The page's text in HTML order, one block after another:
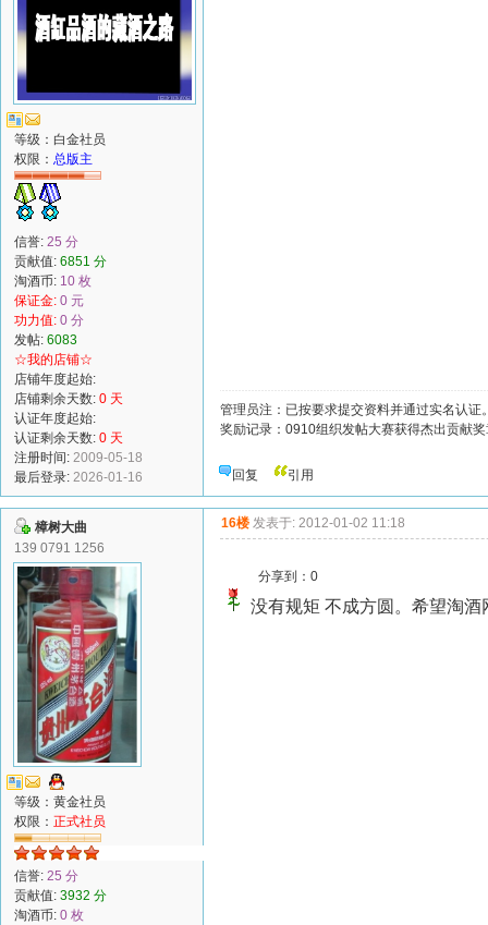
等级：白金社员
权限： 总版主
信誉: 25 分
贡献值: 6851 分
淘酒币: 10 枚
保证金: 0 元
功力值: 0 分
发帖: 6083
☆我的店铺☆
店铺年度起始:
店铺剩余天数: 0 天
认证年度起始:
认证剩余天数: 0 天
注册时间: 2009-05-18
最后登录: 2026-01-16
管理员注：已按要求提交资料并通过实名认证
奖励记录：0910组织发帖大赛获得杰出贡献
回复 引用
樟树大曲
139 0791 1256
等级：黄金社员
权限： 正式社员
信誉: 25 分
贡献值: 3932 分
淘酒币: 0 枚
16楼 发表于: 2012-01-02 11:18
分享到： 0
没有规矩 不成方圆。希望淘酒